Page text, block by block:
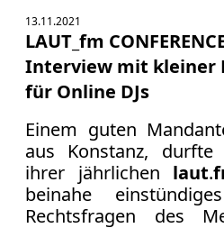
13.11.2021
LAUT_fm
Interview mit kleiner
für Online DJs
Einem guten
aus Konstanz,
ihrer jährlichen laut.
beinahe
Rechtsfragen des